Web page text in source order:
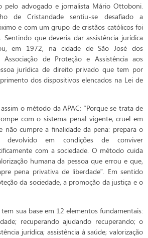
pelo advogado e jornalista Mário Ottoboni.
de Cristandade sentiu-se desafiado a
e com um grupo de cristãos católicos foi
que deveria dar assistência jurídica
em 1972, na cidade de São José dos
Associação de Proteção e Assistência aos
jurídica de direito privado que tem por
dos dispositivos elencados na Lei de
o método da APAC: “Porque se trata de
com o sistema penal vigente, cruel em
não cumpre a finalidade da pena: prepara o
devolvido em condições de conviver
com a sociedade. O método cuida
humana da pessoa que errou e que,
pena privativa de liberdade”. Em sentido
da sociedade, a promoção da justiça e o
sua base em 12 elementos fundamentais:
recuperando ajudando recuperando; o
jurídica; assistência à saúde; valorização